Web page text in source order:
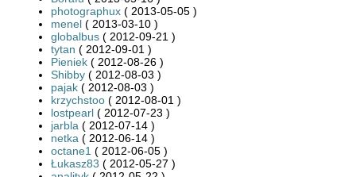
photographux ( 2013-05-05 )
menel ( 2013-03-10 )
globalbus ( 2012-09-21 )
tytan ( 2012-09-01 )
Pieniek ( 2012-08-26 )
Shibby ( 2012-08-03 )
pajak ( 2012-08-03 )
krzychstoo ( 2012-08-01 )
lostpearl ( 2012-07-23 )
jarbla ( 2012-07-14 )
netka ( 2012-06-14 )
octane1 ( 2012-06-05 )
Łukasz83 ( 2012-05-27 )